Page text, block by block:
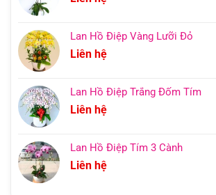
Lan Hồ Điệp Vàng Lưỡi Đỏ
Liên hệ
Lan Hồ Điệp Trắng Đốm Tím
Liên hệ
Lan Hồ Điệp Tím 3 Cành
Liên hệ